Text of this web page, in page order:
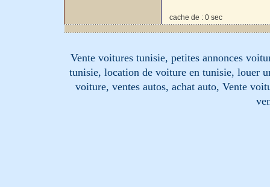
cache de : 0 sec
Vente voitures tunisie, petites annonces
tunisie, location de voiture en tunisie, louer
voiture, ventes autos, achat auto, Vente